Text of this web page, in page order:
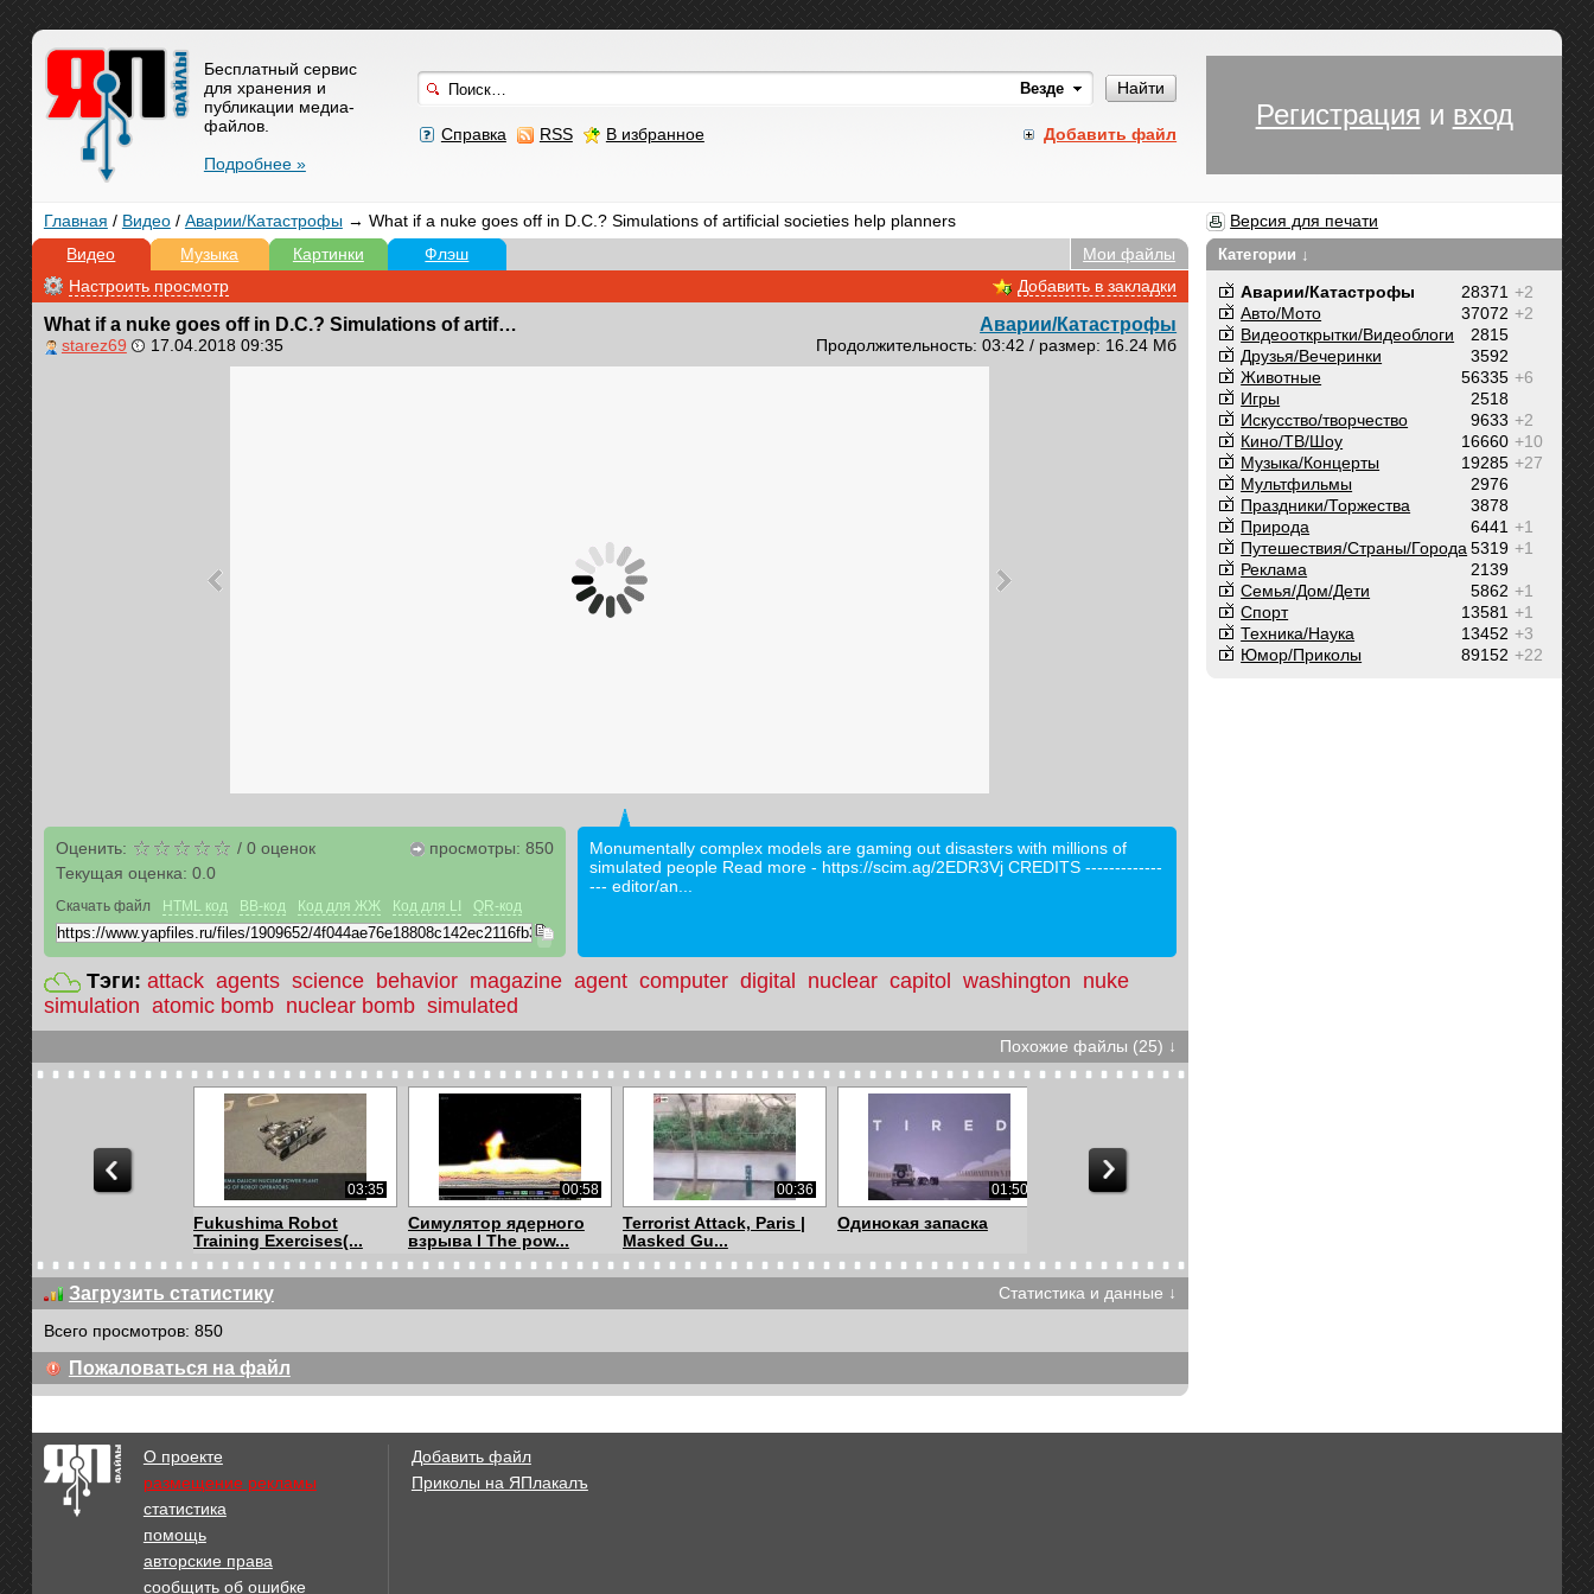
Найти
Добавить файл
Справка RSS В избранное
Бесплатный сервис
для хранения и
публикации медиа-
файлов.
Подробнее »
Регистрация и вход
Главная / Видео/ Аварии/Катастрофы→ What if a nuke goes off in D.C.? Simulations of artificial societies help planners
Версия для печати
Видео
Музыка Картинки Флэш
Мои файлы
Настроить просмотр
Добавить в закладки
What if a nuke goes off in D.C.? Simulations of artificial societies help planners
starez69 17.04.2018 09:35
Аварии/Катастрофы
Продолжительность: 03:42 / размер: 16.24 Мб
Оценить: / 0оценок
Текущая оценка: 0.0
просмотры: 850
Скачать файл HTML код BB-код Код для ЖЖ Код для LI QR-код
Monumentally complex models are gaming out disasters with millions of
simulated people Read more - https://scim.ag/2EDR3Vj CREDITS -------------
--- editor/an...
Тэги: attack agents science behavior magazine agent computer digital nuclear capitol washington nuke
simulation atomic bomb nuclear bomb simulated
Похожие файлы (25) ↓
03:35
Fukushima Robot
Training Exercises(...
00:58
Симулятор ядерного
взрыва l The pow...
00:36
Terrorist Attack, Paris |
Masked Gu...
01:50
Одинокая запаска
00:52
www.mistmag.com
04:00
Колибри FIRE #8 Взрыв
05:52
Sepultura - Eloy
00:51
Семиклассник - герой
Terminator 3 - Nuclear
Attack Endin...
Загрузить статистику
Статистика и данные ↓
Всего просмотров: 850
Пожаловаться на файл
Категории ↓
+2
28371
Аварии/Катастрофы
+2
37072
Авто/Мото
2815
Видеооткрытки/Видеоблоги
3592
Друзья/Вечеринки
+6
56335
Животные
2518
Игры
+2
9633
Искусство/творчество
+10
16660
Кино/ТВ/Шоу
+27
19285
Музыка/Концерты
2976
Мультфильмы
3878
Праздники/Торжества
+1
6441
Природа
+1
5319
Путешествия/Cтраны/Города
2139
Реклама
+1
5862
Семья/Дом/Дети
+1
13581
Спорт
+3
13452
Техника/Наука
+22
89152
Юмор/Приколы
О проекте
размещение рекламы
статистика
помощь
авторские права
сообщить об ошибке
Добавить файл
Приколы на ЯПлакалъ